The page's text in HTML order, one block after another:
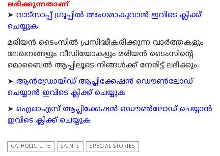
ലഭിക്കുന്നതാണ്
➤ വാട്സാപ്പ് ഗ്രൂപ്പിൽ അംഗമാകുവാൻ ഇവിടെ ക്ലിക്ക്
ചെയ്യുക
മരിയന്‍ ടൈംസില്‍ പ്രസിദ്ധീകരിക്കുന്ന വാര്‍ത്തകളും
ലേഖനങ്ങളും വീഡിയോകളും മരിയന്‍ ടൈംസിന്റെ
മൊബൈല്‍ ആപ്പിലൂടെ നിങ്ങള്‍ക്ക് നേരിട്ട് ലഭിക്കും.
➤ ആന്‍ഡ്രോയിഡ് ആപ്ലിക്കേഷന്‍ ഡൌണ്‍ലോഡ്
ചെയ്യാന്‍ ഇവിടെ ക്ലിക്ക് ചെയ്യുക
➤ ഐഓഎസ് ആപ്ലിക്കേഷന്‍ ഡൌണ്‍ലോഡ് ചെയ്യാന്‍
ഇവിടെ ക്ലിക്ക് ചെയ്യുക
CATHOLIC LIFE SAINTS SPECIAL STORIES